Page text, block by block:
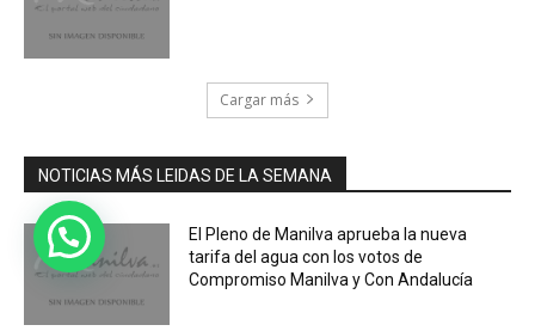
Cargar más
NOTICIAS MÁS LEIDAS DE LA SEMANA
El Pleno de Manilva aprueba la nueva
tarifa del agua con los votos de
Compromiso Manilva y Con Andalucía